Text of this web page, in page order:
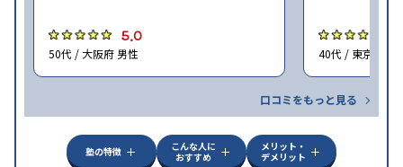
5.0
50代 / 大阪府 男性 40代 / 東京都 女
口コミをもっと見る
塾の特徴
こんな人に
おすすめ
メリット・
デメリット